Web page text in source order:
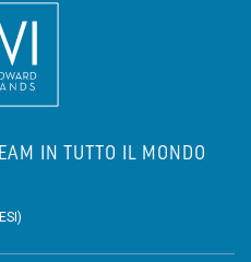
IN TUTTO IL MONDO